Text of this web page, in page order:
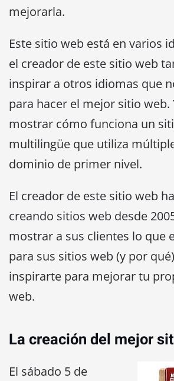
mejorarla.
Este sitio web está en varios
el creador de este sitio web
inspirar a otros idiomas que
para hacer el mejor sitio web.
mostrar cómo funciona un
multilingüe que utiliza
dominio de primer nivel.
El creador de este sitio web
creando sitios web desde
mostrar a sus clientes lo que
para sus sitios web (y por
inspirarte para mejorar tu
web.
La creación del mejor
El sábado 5 de